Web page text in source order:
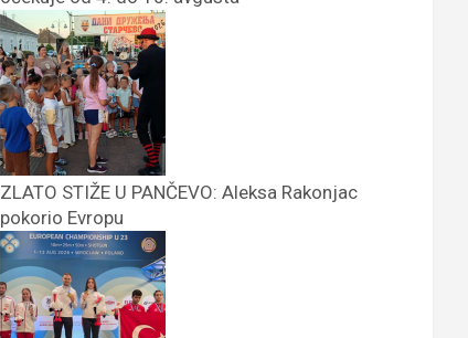
ZLATO STIŽE U PANČEVO: Aleksa Rakonjac
pokorio Evropu